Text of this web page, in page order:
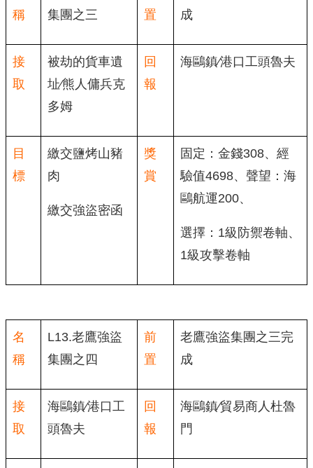
稱
集團之三
置
成
接
取
被劫的貨車遺
址∕熊人傭兵克
多姆
回
報
海鷗鎮∕港口工頭魯夫
目
標
繳交鹽烤山豬
肉
繳交強盜密函
獎
賞
固定：金錢308、經
驗值4698、聲望：海
鷗航運200、
選擇：1級防禦卷軸、
1級攻擊卷軸
名
稱
L13.老鷹強盜
集團之四
前
置
老鷹強盜集團之三完
成
接
取
海鷗鎮∕港口工
頭魯夫
回
報
海鷗鎮∕貿易商人杜魯
門